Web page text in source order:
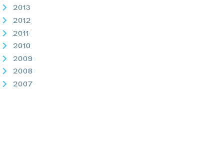
2013
2012
2011
2010
2009
2008
2007